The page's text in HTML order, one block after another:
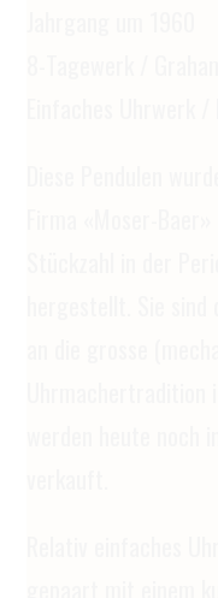
8-Tagewerk /
Einfaches Uhrwerk
Diese Pendulen
Firma «Moser-
Stückzahl in der
hergestellt. Sie
an die grosse
werden heute
gepaart mit einem